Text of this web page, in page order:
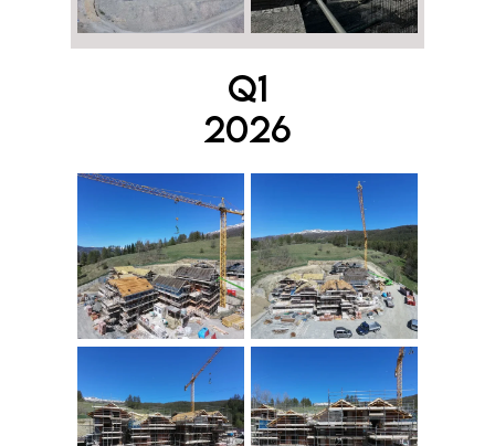
Q1
2026TORNA ALLA HOME
CHE SOLE SRL
Corso Giacomo Matteotti 44
10121 Torino TO
E:chesole@registerpec.it